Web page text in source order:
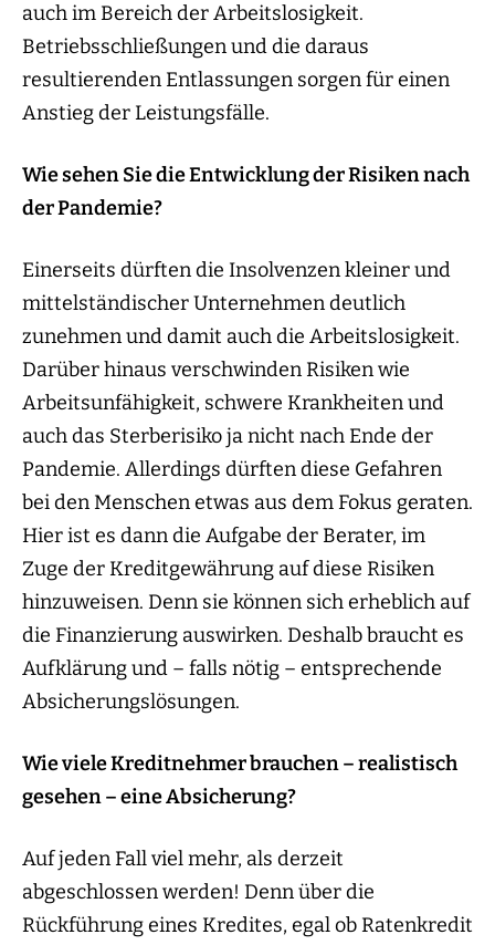
auch im Bereich der Arbeitslosigkeit.
Betriebsschließungen und die daraus
resultierenden Entlassungen sorgen für einen
Anstieg der Leistungsfälle.
Wie sehen Sie die Entwicklung der Risiken nach
der Pandemie?
Einerseits dürften die Insolvenzen kleiner und
mittelständischer Unternehmen deutlich
zunehmen und damit auch die Arbeitslosigkeit.
Darüber hinaus verschwinden Risiken wie
Arbeitsunfähigkeit, schwere Krankheiten und
auch das Sterberisiko ja nicht nach Ende der
Pandemie. Allerdings dürften diese Gefahren
bei den Menschen etwas aus dem Fokus geraten.
Hier ist es dann die Aufgabe der Berater, im
Zuge der Kreditgewährung auf diese Risiken
hinzuweisen. Denn sie können sich erheblich auf
die Finanzierung auswirken. Deshalb braucht es
Aufklärung und – falls nötig – entsprechende
Absicherungslösungen.
Wie viele Kreditnehmer brauchen – realistisch
gesehen – eine Absicherung?
Auf jeden Fall viel mehr, als derzeit
abgeschlossen werden! Denn über die
Rückführung eines Kredites, egal ob Ratenkredit